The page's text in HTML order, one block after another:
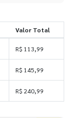
Valor Total
R$ 113,99
R$ 145,99
R$ 240,99